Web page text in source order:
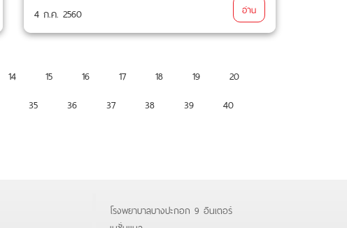
4 ก.ค. 2560 อ่าน
14 15 16 17 18 19
20
35 36 37 38 39
40
โรงพยาบาลบางปะกอก 9 อินเตอร์